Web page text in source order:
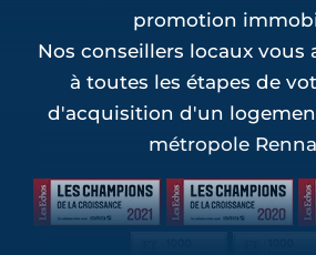
promotion
Nos conseillers locaux
à toutes les étapes de
d'acquisition d'un
métropole